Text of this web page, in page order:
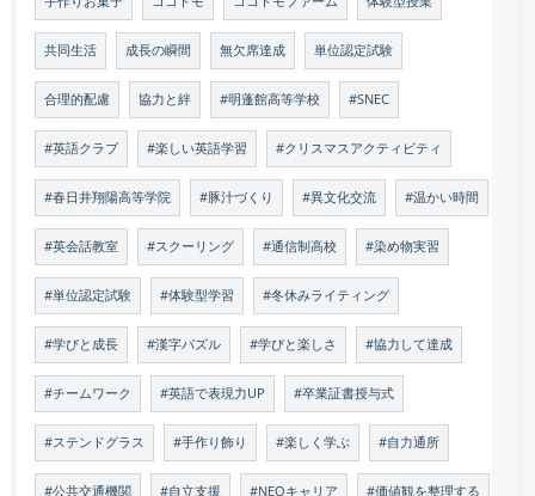
共同生活 成長の瞬間 無欠席達成 単位認定試験
合理的配慮 協力と絆 #明蓬館高等学校 #SNEC
#英語クラブ #楽しい英語学習 #クリスマスアクティビティ
#春日井翔陽高等学院 #豚汁づくり #異文化交流 #温かい時間
#英会話教室 #スクーリング #通信制高校 #染め物実習
#単位認定試験 #体験型学習 #冬休みライティング
#学びと成長 #漢字パズル #学びと楽しさ #協力して達成
#チームワーク #英語で表現力UP #卒業証書授与式
#ステンドグラス #手作り飾り #楽しく学ぶ #自力通所
#公共交通機関 #自立支援 #NEOキャリア #価値観を整理する